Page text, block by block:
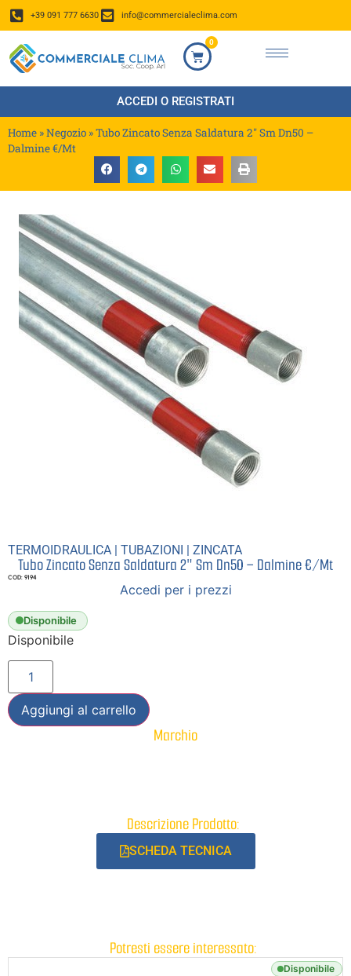
+39 091 777 6630 info@commercialeclima.com
0
ACCEDI O REGISTRATI
Home »Negozio »Tubo Zincato Senza Saldatura 2″ Sm Dn50 –
Dalmine €/Mt
TERMOIDRAULICA | TUBAZIONI | ZINCATA
Tubo Zincato Senza Saldatura 2″ Sm Dn50 – Dalmine €/Mt
COD: 9194
Accedi per i prezzi
Disponibile
Disponibile
Aggiungi al carrello
Marchio
Descrizione Prodotto:
SCHEDA TECNICA
Potresti essere interessato:
Disponibile